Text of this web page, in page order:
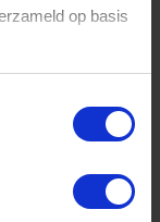
op basis